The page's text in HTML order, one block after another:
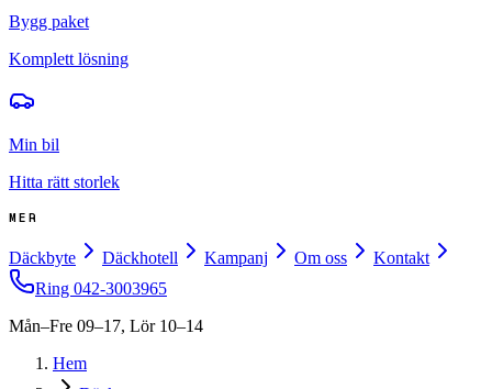
Bygg paket
Komplett lösning
Min bil
Hitta rätt storlek
MER
Däckbyte Däckhotell Kampanj Om oss
Kontakt
Ring 042-3003965
Mån–Fre 09–17, Lör 10–14
Hem